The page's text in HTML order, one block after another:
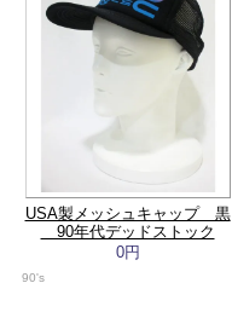
USA製メッシュキャップ 黒
90年代デッドストック
0円
90's